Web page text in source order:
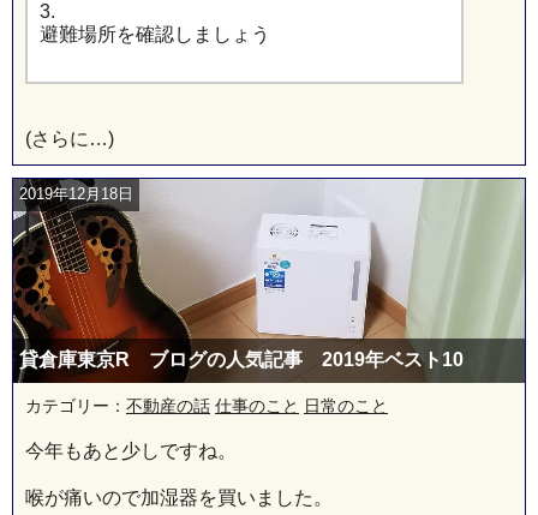
3.
避難場所を確認しましょう
(さらに…)
2019年12月18日
貸倉庫東京R ブログの人気記事 2019年ベスト10
カテゴリー： 不動産の話 仕事のこと 日常のこと
今年もあと少しですね。
喉が痛いので加湿器を買いました。